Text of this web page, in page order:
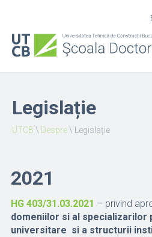
Legislație
UTCB \ Despre\ Legislație
2021
HG 403/31.03.2021 – privind
domeniilor si al specializarilor
universitare si a structurii